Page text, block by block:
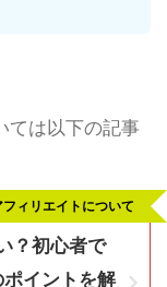
ては以下の記事
？初心者で
イントを解
フィリエイトについて